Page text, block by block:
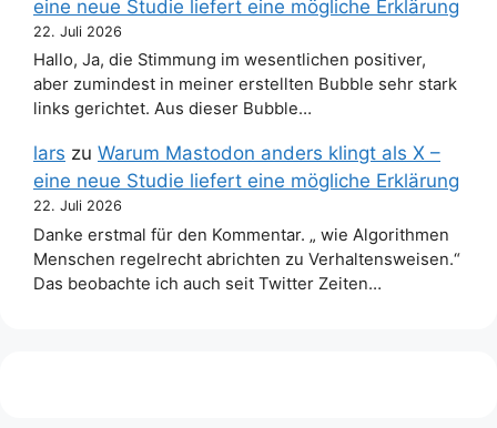
eine neue Studie liefert eine mögliche Erklärung
22. Juli 2026
Hallo, Ja, die Stimmung im wesentlichen positiver,
aber zumindest in meiner erstellten Bubble sehr stark
links gerichtet. Aus dieser Bubble…
lars zu Warum Mastodon anders klingt als X –
eine neue Studie liefert eine mögliche Erklärung
22. Juli 2026
Danke erstmal für den Kommentar. „ wie Algorithmen
Menschen regelrecht abrichten zu Verhaltensweisen.“
Das beobachte ich auch seit Twitter Zeiten…